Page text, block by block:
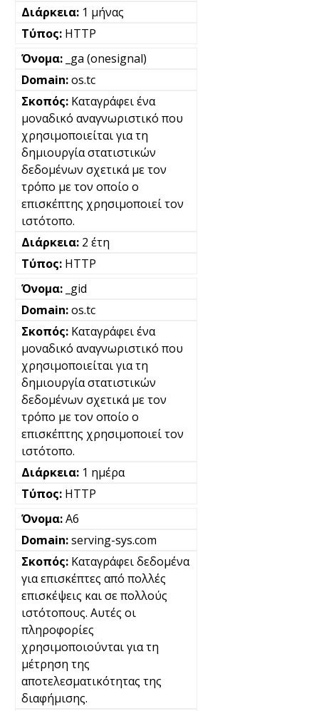
1 μήνας
HTTP
_ga (onesignal)
os.tc
Καταγράφει ένα
μοναδικό αναγνωριστικό που
χρησιμοποιείται για τη
δημιουργία στατιστικών
δεδομένων σχετικά με τον
τρόπο με τον οποίο ο
επισκέπτης χρησιμοποιεί τον
ιστότοπο.
2 έτη
HTTP
_gid
os.tc
Καταγράφει ένα
μοναδικό αναγνωριστικό που
χρησιμοποιείται για τη
δημιουργία στατιστικών
δεδομένων σχετικά με τον
τρόπο με τον οποίο ο
επισκέπτης χρησιμοποιεί τον
ιστότοπο.
1 ημέρα
HTTP
A6
serving-sys.com
Καταγράφει δεδομένα
για επισκέπτες από πολλές
επισκέψεις και σε πολλούς
ιστότοπους. Αυτές οι
πληροφορίες
χρησιμοποιούνται για τη
μέτρηση της
αποτελεσματικότητας της
διαφήμισης.